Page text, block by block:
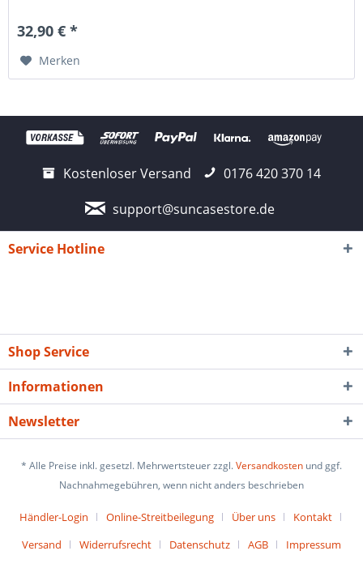
32,90 € *
Merken
Kostenloser Versand
0176 420 370 14
support@suncasestore.de
Service Hotline
Shop Service
Informationen
Newsletter
* Alle Preise inkl. gesetzl. Mehrwertsteuer zzgl.Versandkosten und ggf.
Nachnahmegebühren, wenn nicht anders beschrieben
Händler-Login Online-Streitbeilegung Über uns
Kontakt
Versand
Widerrufsrecht Datenschutz AGB Impressum